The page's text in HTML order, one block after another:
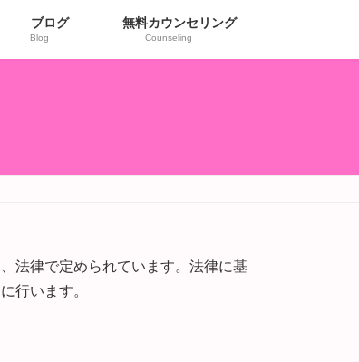
ブログ
Blog
無料カウンセリング
Counseling
法律で定められています。法律に基
行います。